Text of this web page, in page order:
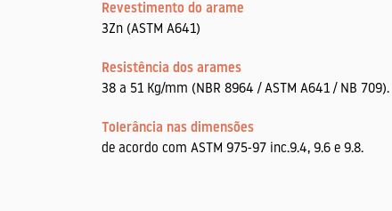
Revestimento do arame
3Zn (ASTM A641)
Resistência dos arames
38 a 51 Kg/mm (NBR 8964 / ASTM A641 / NB 709).
Tolerância nas dimensões
de acordo com ASTM 975-97 inc.9.4, 9.6 e 9.8.